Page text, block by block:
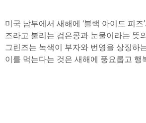
미국 남부에서 새해에 ‘블랙 아이드 피
즈라고 불리는 검은콩과 눈물이라는 뜻
그린즈는 녹색이 부자와 번영을 상징하
이를 먹는다는 것은 새해에 풍요롭고